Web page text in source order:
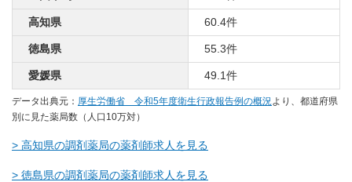
高知県 60.4件
徳島県 55.3件
愛媛県 49.1件
データ出典元： 厚生労働省 令和5年度衛生行政報告例の概況より、都道府県
別に見た薬局数（人口10万対）
> 高知県の調剤薬局の薬剤師求人を見る
> 徳島県の調剤薬局の薬剤師求人を見る